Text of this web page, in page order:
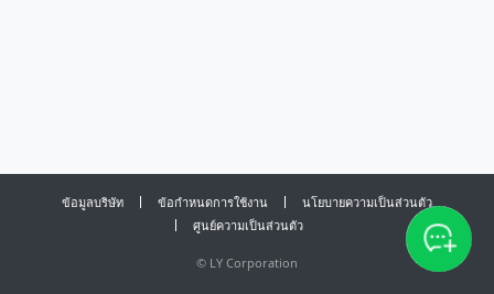
ข้อมูลบริษัท ข้อกำหนดการใช้งาน
นโยบายความเป็นส่วนตัว
ศูนย์ความเป็นส่วนตัว
© LY Corporation